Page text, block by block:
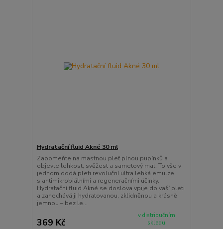
Hydratační fluid Akné 30 ml
Zapomeňte na mastnou pleť plnou pupínků a
objevte lehkost, svěžest a sametový mat. To vše v
jednom dodá pleti revoluční ultra lehká emulze
s antimikrobiálními a regeneračními účinky.
Hydratační fluid Akné se doslova vpije do vaší pleti
a zanechává ji hydratovanou, zklidněnou a krásně
jemnou – bez le...
369 Kč
v distribučním
skladu